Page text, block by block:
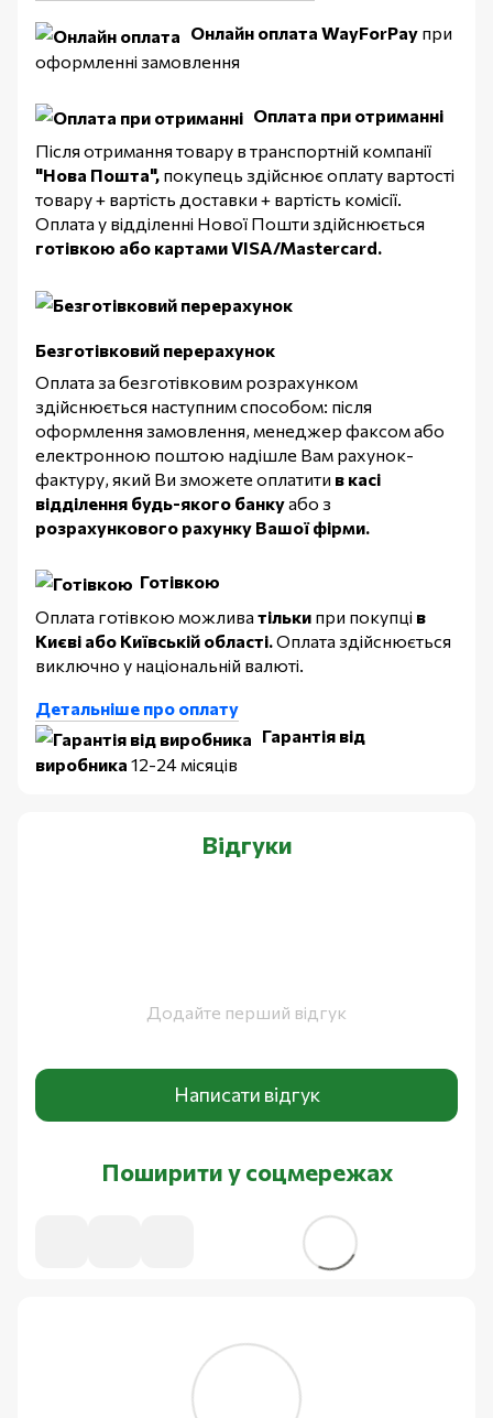
Онлайн оплата WayForPay при
оформленні замовлення
Оплата при отриманні
Після отримання товару в транспортній компанії
"Нова Пошта", покупець здійснює оплату вартості
товару + вартість доставки + вартість комісії.
Оплата у відділенні Нової Пошти здійснюється
готівкою або картами VISA/Mastercard.
Безготівковий перерахунок
Оплата за безготівковим розрахунком
здійснюється наступним способом: після
оформлення замовлення, менеджер факсом або
електронною поштою надішле Вам рахунок-
фактуру, який Ви зможете оплатити в касі
відділення будь-якого банкуабо з
розрахункового рахунку Вашої фірми.
Готівкою
Оплата готівкою можлива тільки при покупці в
Києві або Київській області.Оплата здійснюється
виключно у національній валюті.
Детальніше про оплату
Гарантія від
виробника 12-24 місяців
Відгуки
Додайте перший відгук
Написати відгук
Поширити у соцмережах